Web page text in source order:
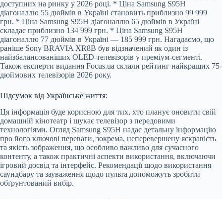
доступних на ринку у 2026 році. * Ціна Samsung S95H
діагоналлю 55 дюймів в Україні становить приблизно 99 999
грн. * Ціна Samsung S95H діагоналлю 65 дюймів в Україні
складає приблизно 134 999 грн. * Ціна Samsung S95H
діагоналлю 77 дюймів в Україні — 185 999 грн. Нагадаємо, що
раніше Sony BRAVIA XR8B був відзначений як один із
найзбалансованіших OLED-телевізорів у преміум-сегменті.
Також експерти видання Focus.ua склали рейтинг найкращих 75-
дюймових телевізорів 2026 року.
Підсумок від Українське життя:
Ця інформація буде корисною для тих, хто планує оновити свій
домашній кінотеатр і шукає телевізор з передовими
технологіями. Огляд Samsung S95H надає детальну інформацію
про його ключові переваги, зокрема, неперевершену яскравість
та якість зображення, що особливо важливо для сучасного
контенту, а також практичні аспекти використання, включаючи
ігровий досвід та інтерфейс. Рекомендації щодо використання
саундбару та зауваження щодо пульта допоможуть зробити
обґрунтований вибір.